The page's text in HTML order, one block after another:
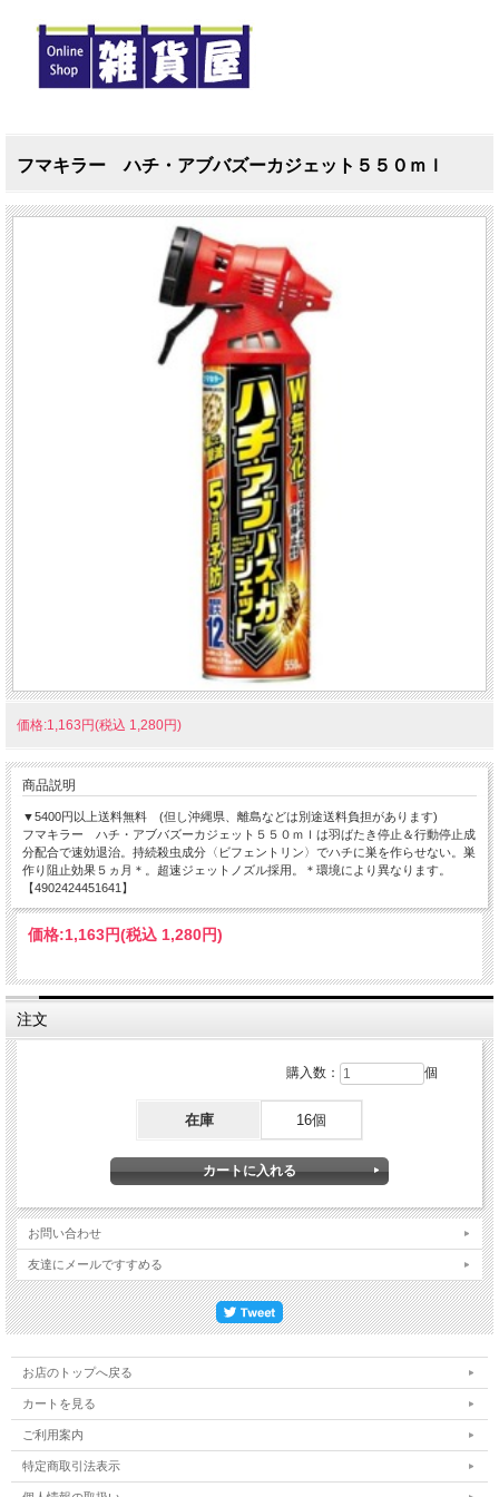
フマキラー ハチ・アブバズーカジェット５５０ｍｌ
価格:1,163円(税込 1,280円)
商品説明
▼5400円以上送料無料 (但し沖縄県、離島などは別途送料負担があります)
フマキラー ハチ・アブバズーカジェット５５０ｍｌは羽ばたき停止＆行動停止成
分配合で速効退治。持続殺虫成分〈ビフェントリン〉でハチに巣を作らせない。巣
作り阻止効果５ヵ月＊。超速ジェットノズル採用。＊環境により異なります。
【4902424451641】
価格:1,163円(税込 1,280円)
注文
購入数： 個
在庫 16個
お問い合わせ
友達にメールですすめる
お店のトップへ戻る
カートを見る
ご利用案内
特定商取引法表示